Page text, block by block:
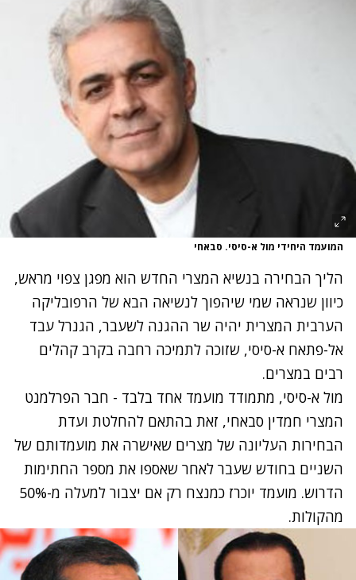
המועמד היחידי מול א-סיסי. סבאחי
הליך הבחירה בנשיא המצרי החדש הוא מפגן צפוי מראש,
כיוון שנראה שמי שיהפוך לנשיאה הבא של הרפובליקה
הערבית המצרית יהיה שר ההגנה לשעבר, הגנרל עבד
אל-פתאח א-סיסי, שזוכה לתמיכה רחבה בקרב קהלים
רבים במצרים.
מול א-סיסי, מתמודד מועמד אחד בלבד - חבר הפרלמנט
המצרי חמדין סבאחי, זאת בהתאם להחלטת ועדת
הבחירות העליונה של מצרים שאישרה את מועמדותם של
השניים בחודש שעבר לאחר שאספו את מספר החתימות
הדרוש. מועמד יוכרז כמנצח רק אם יצבור למעלה מ-50%
מהקולות.